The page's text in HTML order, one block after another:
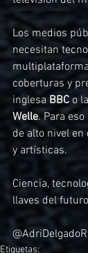
Los medios
necesitan
coberturas y
inglesa BBC o
Welle. Para
de alto nivel
y artísticas.
Ciencia,
llaves del
Etiquetas: